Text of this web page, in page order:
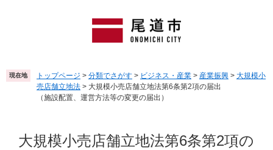
頭
で
飛
ば
現在地 トップページ > 分類でさがす > ビジネス・産業 > 産業振興 > 大規模小
売店舗立地法 > 大規模小売店舗立地法第6条第2項の届出
（施設配置、運営方法等の変更の届出）
大規模小売店舗立地法第6条第2項の